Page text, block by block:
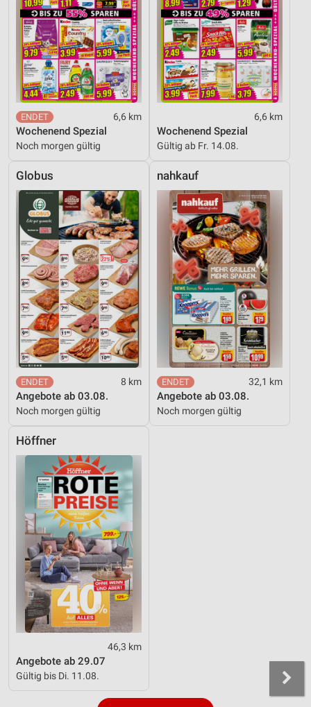
6,6 km
Wochenend Spezial
Noch morgen gültig
6,6 km
Wochenend Spezial
Gültig ab Fr. 14.08.
Globus
8 km
Angebote ab 03.08.
Noch morgen gültig
nahkauf
32,1 km
Angebote ab 03.08.
Noch morgen gültig
Höffner
46,3 km
Angebote ab 29.07
Gültig bis Di. 11.08.